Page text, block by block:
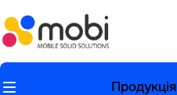
Продукція